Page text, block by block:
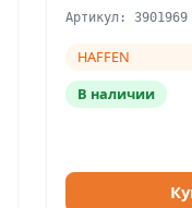
Артикул: 3901969
HAFFEN
В наличии